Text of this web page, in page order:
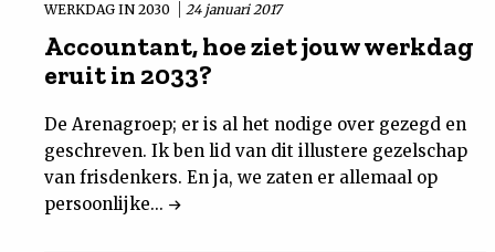
WERKDAG IN 2030 24 januari 2017
Accountant, hoe ziet jouw werkdag
eruit in 2033?
De Arenagroep; er is al het nodige over gezegd en
geschreven. Ik ben lid van dit illustere gezelschap
van frisdenkers. En ja, we zaten er allemaal op
persoonlijke...